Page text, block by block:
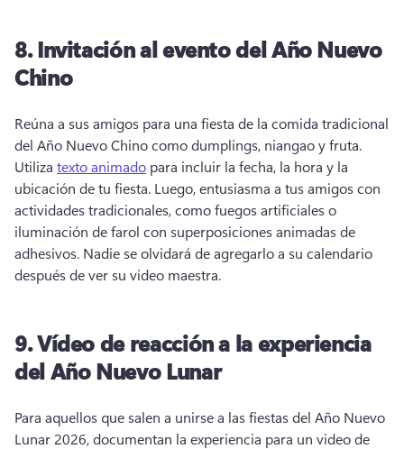
8.Invitación al evento del Año Nuevo
Chino
Reúna a sus amigos para una fiesta de la comida tradicional
Utiliza texto animado para incluir la fecha, la hora y la
ubicación de tu fiesta. Luego, entusiasma a tus amigos con
actividades tradicionales, como fuegos artificiales o
iluminación de farol con superposiciones animadas de
adhesivos. Nadie se olvidará de agregarlo a su calendario
después de ver su video maestra.
9.Vídeo de reacción a la experiencia
del Año Nuevo Lunar
Para aquellos que salen a unirse a las fiestas del Año Nuevo
Lunar 2026, documentan la experiencia para un video de